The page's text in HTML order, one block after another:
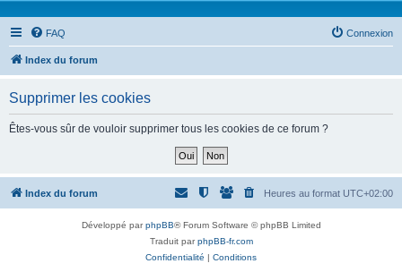
FAQ Connexion
Index du forum
Supprimer les cookies
Êtes-vous sûr de vouloir supprimer tous les cookies de ce forum ?
Index du forum Heures au format UTC+02:00
Développé parphpBB® Forum Software © phpBB Limited
Traduit parphpBB-fr.com
Confidentialité | Conditions